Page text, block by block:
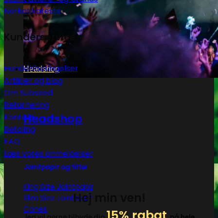
Headshop
Headshop
Jointpapir og filter
King Size Jointpapir
Slim Size Jointpapir
Cones
Narkotikatests
Kunderservice
Handelsbetingelser
Artikler og blog
Om Subseed
Returnering
Kontakt
Betaling
FAQ
Læs vores anmeldelser
Hej min ven!